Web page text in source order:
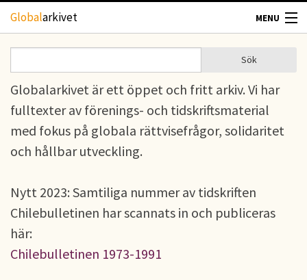
Hoppa till huvudinnehåll
Globalarkivet MENU
TIDSKRIFTER
GEOGRAFI
UTBLICK
OM OSS
KONTAKT
Sökformulär
Sök
Globalarkivet är ett öppet och fritt arkiv. Vi har
fulltexter av förenings- och tidskriftsmaterial
med fokus på globala rättvisefrågor, solidaritet
och hållbar utveckling.
Nytt 2023: Samtiliga nummer av tidskriften
Chilebulletinen har scannats in och publiceras
här:
Chilebulletinen 1973-1991